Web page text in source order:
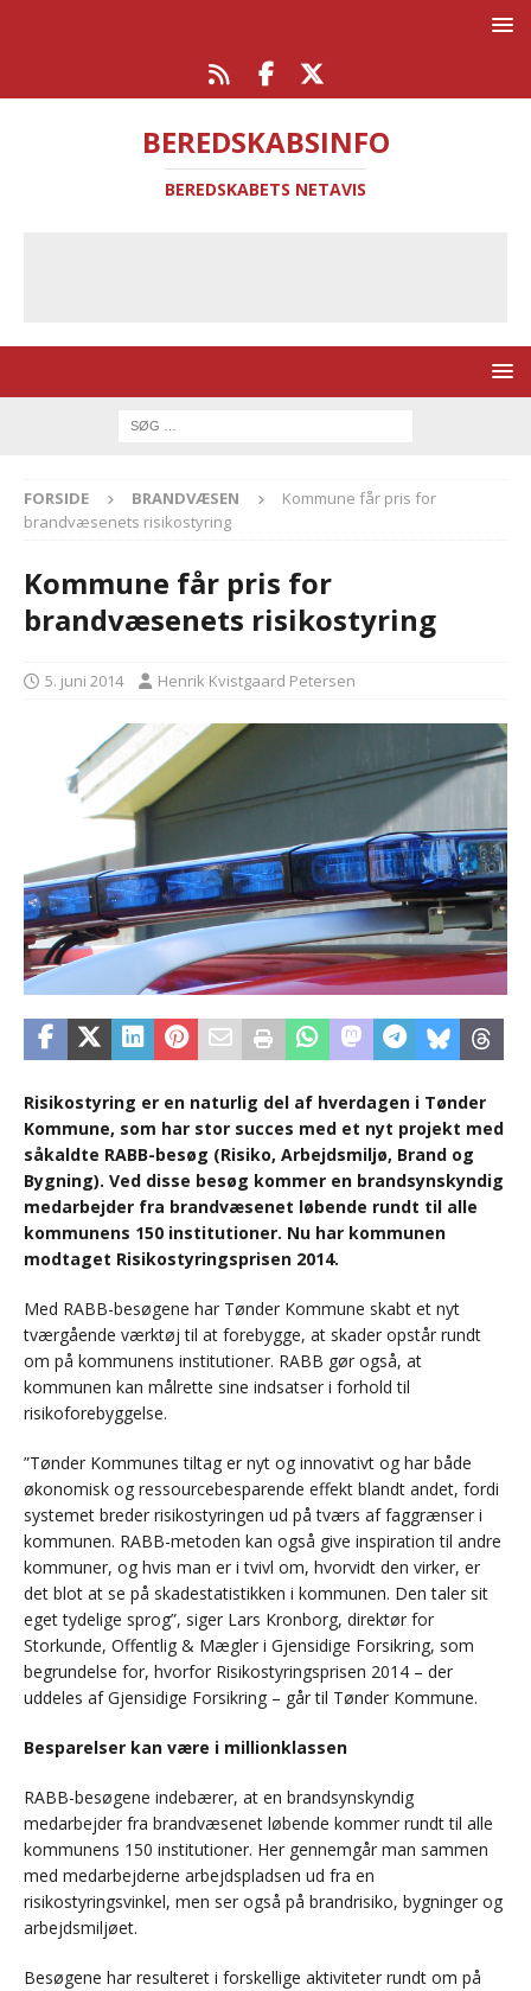
BEREDSKABSINFO
BEREDSKABETS NETAVIS
FORSIDE BRANDVÆSEN
Kommune får pris for
brandvæsenets risikostyring
Kommune får pris for
brandvæsenets risikostyring
5. juni 2014 Henrik Kvistgaard Petersen
Risikostyring er en naturlig del af hverdagen i Tønder
Kommune, som har stor succes med et nyt projekt med
såkaldte RABB-besøg (Risiko, Arbejdsmiljø, Brand og
Bygning). Ved disse besøg kommer en brandsynskyndig
medarbejder fra brandvæsenet løbende rundt til alle
kommunens 150 institutioner. Nu har kommunen
modtaget Risikostyringsprisen 2014.
Med RABB-besøgene har Tønder Kommune skabt et nyt
tværgående værktøj til at forebygge, at skader opstår rundt
om på kommunens institutioner. RABB gør også, at
kommunen kan målrette sine indsatser i forhold til
risikoforebyggelse.
”Tønder Kommunes tiltag er nyt og innovativt og har både
økonomisk og ressourcebesparende effekt blandt andet, fordi
systemet breder risikostyringen ud på tværs af faggrænser i
kommunen. RABB-metoden kan også give inspiration til andre
kommuner, og hvis man er i tvivl om, hvorvidt den virker, er
det blot at se på skadestatistikken i kommunen. Den taler sit
eget tydelige sprog”, siger Lars Kronborg, direktør for
Storkunde, Offentlig & Mægler i Gjensidige Forsikring, som
begrundelse for, hvorfor Risikostyringsprisen 2014 – der
uddeles af Gjensidige Forsikring – går til Tønder Kommune.
Besparelser kan være i millionklassen
RABB-besøgene indebærer, at en brandsynskyndig
medarbejder fra brandvæsenet løbende kommer rundt til alle
kommunens 150 institutioner. Her gennemgår man sammen
med medarbejderne arbejdspladsen ud fra en
risikostyringsvinkel, men ser også på brandrisiko, bygninger og
arbejdsmiljøet.
Besøgene har resulteret i forskellige aktiviteter rundt om på